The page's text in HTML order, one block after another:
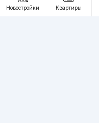
Новостройки Квартиры
Пн-Пт. С 9:30 до 18:00